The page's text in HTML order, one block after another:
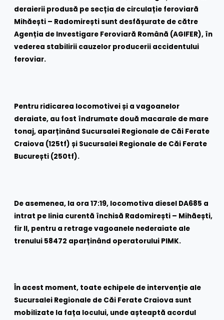
deraierii produsă pe secția de circulație feroviară
Mihăești – Radomirești sunt desfășurate de către
Agenția de Investigare Feroviară Română (AGIFER), în
vederea stabilirii cauzelor producerii accidentului
feroviar.
Pentru ridicarea locomotivei și a vagoanelor
deraiate, au fost îndrumate două macarale de mare
tonaj, aparținând Sucursalei Regionale de Căi Ferate
Craiova (125tf) și Sucursalei Regionale de Căi Ferate
București (250tf).
De asemenea, la ora 17:19, locomotiva diesel DA685 a
intrat pe linia curentă închisă Radomirești – Mihăești,
fir II, pentru a retrage vagoanele nederaiate ale
trenului 58472 aparținând operatorului PIMK.
În acest moment, toate echipele de intervenție ale
Sucursalei Regionale de Căi Ferate Craiova sunt
mobilizate la fața locului, unde așteaptă acordul